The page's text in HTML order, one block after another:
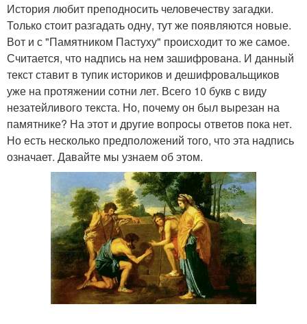
История любит преподносить человечеству загадки.
Только стоит разгадать одну, тут же появляются новые.
Вот и с "Памятником Пастуху" происходит то же самое.
Считается, что надпись на нем зашифрована. И данный
текст ставит в тупик историков и дешифровальщиков
уже на протяжении сотни лет. Всего 10 букв с виду
незатейливого текста. Но, почему он был вырезан на
памятнике? На этот и другие вопросы ответов пока нет.
Но есть несколько предположений того, что эта надпись
означает. Давайте мы узнаем об этом.